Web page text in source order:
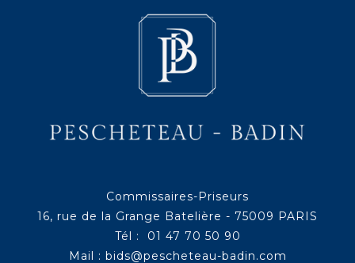
Commissaires-Priseurs
16, rue de la Grange Batelière - 75009 PARIS
Tél : 01 47 70 50 90
Mail : bids@pescheteau-badin.com